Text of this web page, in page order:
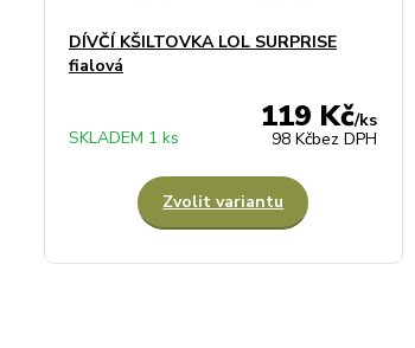
DÍVČÍ KŠILTOVKA LOL SURPRISE
fialová
119 Kč/ks
98 Kčbez DPH
SKLADEM 1 ks
Zvolit variantu